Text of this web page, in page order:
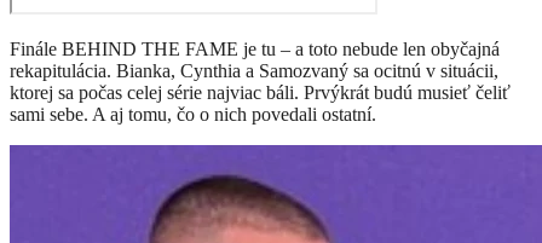
Finále BEHIND THE FAME je tu – a toto nebude len obyčajná
rekapitulácia. Bianka, Cynthia a Samozvaný sa ocitnú v situácii,
ktorej sa počas celej série najviac báli. Prvýkrát budú musieť čeliť
sami sebe. A aj tomu, čo o nich povedali ostatní.